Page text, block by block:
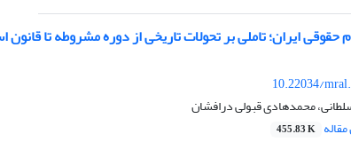
حقوقی ایران؛ تاملی بر تحولات تاریخی از دوره مشروطه تا
10.22034/
محمد‌هادی قبولی درافشان
455.83 K